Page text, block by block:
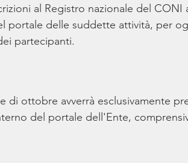
al Registro nazionale del CONI
portale delle suddette attività, per
partecipanti.
di ottobre avverrà esclusivamente
del portale dell'Ente,